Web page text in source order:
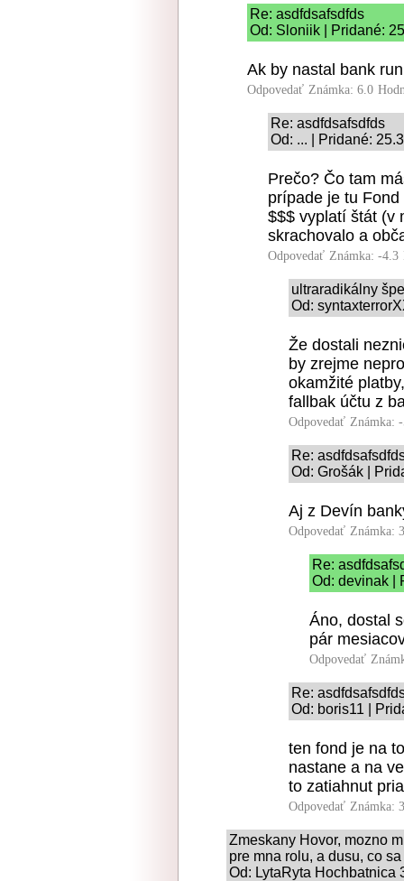
Re: asdfdsafsdfds
Od: Sloniik | Pridané:
Ak by nastal bank
Odpovedať Známka: 6.0
Re: asdfdsafsdfds
Od: ... | Pridané:
Prečo? Čo tam
prípade je tu
$$$ vyplatí štát (v
skrachovalo a
Odpovedať Známka: -4.3
ultraradikálny
Od:
Že dostali
by zrejme
okamžité
fallbak účtu z
Odpovedať Známka:
Re:
Od: Grošák |
Aj z Devín
Odpovedať Známka:
Re:
Od: devinak |
Áno, dostal
pár
Odpovedať
Re:
Od: boris11 |
ten fond je na
nastane a na
to zatiahnut
Odpovedať Známka:
Zmeskany Hovor, mozno
pre mna rolu, a dusu, co
Od: LytaRyta Hochbatnica